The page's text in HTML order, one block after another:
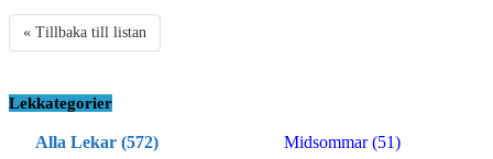
« Tillbaka till listan
Lekkategorier
Alla Lekar (572)
Midsommar (51)